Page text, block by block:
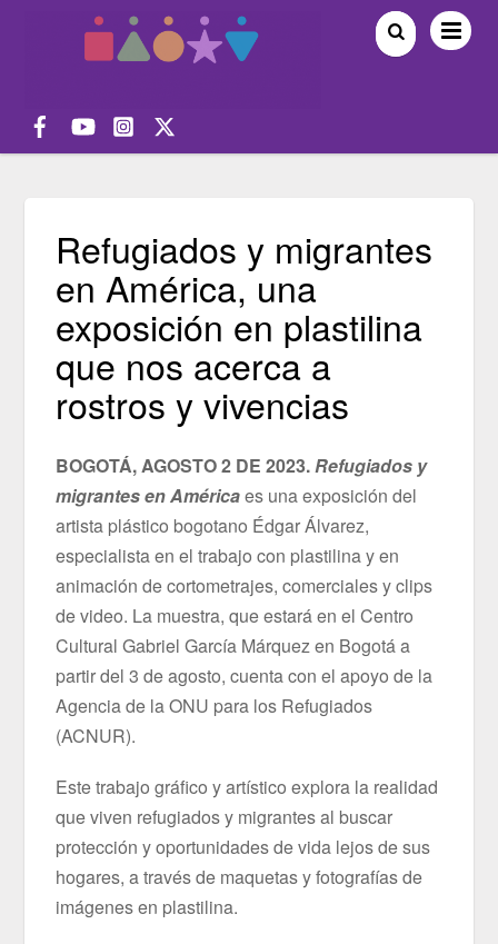
Refugiados y migrantes
en América, una
exposición en plastilina
que nos acerca a
rostros y vivencias
BOGOTÁ, AGOSTO 2 DE 2023.Refugiados y
migrantes en Américaes una exposición del
artista plástico bogotano Édgar Álvarez,
especialista en el trabajo con plastilina y en
animación de cortometrajes, comerciales y clips
de video. La muestra, que estará en el Centro
Cultural Gabriel García Márquez en Bogotá a
partir del 3 de agosto, cuenta con el apoyo de la
Agencia de la ONU para los Refugiados
(ACNUR).
Este trabajo gráfico y artístico explora la realidad
que viven refugiados y migrantes al buscar
protección y oportunidades de vida lejos de sus
hogares, a través de maquetas y fotografías de
imágenes en plastilina.